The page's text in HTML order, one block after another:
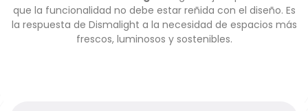
que la funcionalidad no debe estar reñida con el diseño. Es
la respuesta de Dismalight a la necesidad de espacios más
frescos, luminosos y sostenibles.